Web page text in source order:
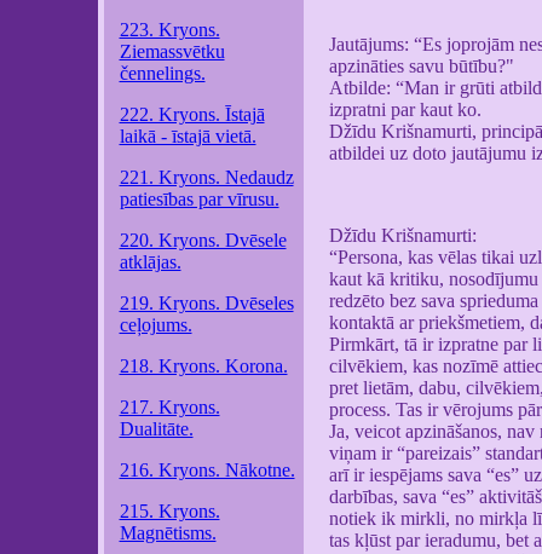
223. Kryons.
Ziemassvētku
čennelings.
222. Kryons. Īstajā
laikā - īstajā vietā.
221. Kryons. Nedaudz
patiesības par vīrusu.
220. Kryons. Dvēsele
atklājas.
219. Kryons. Dvēseles
ceļojums.
218. Kryons. Korona.
217. Kryons.
Dualitāte.
216. Kryons. Nākotne.
215. Kryons.
Magnētisms.
Jautājums: “Es joprojām
apzināties savu būtību?"
Atbilde: “Man ir grūti
izpratni par kaut ko.
Džīdu Krišnamurti,
atbildei uz doto jautājumu
Džīdu Krišnamurti:
“Persona, kas vēlas tikai
kaut kā kritiku, nosodījumu
redzēto bez sava
kontaktā ar priekšmetiem,
Pirmkārt, tā ir izpratne par
cilvēkiem, kas nozīmē
pret lietām, dabu,
process. Tas ir vērojums
Ja, veicot apzināšanos,
viņam ir “pareizais”
arī ir iespējams sava “es”
darbības, sava “es”
notiek ik mirkli, no mirkļa
tas kļūst par ieradumu, bet